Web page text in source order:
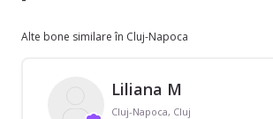
Alte bone similare în Cluj-Napoca
Liliana M
Cluj-Napoca, Cluj